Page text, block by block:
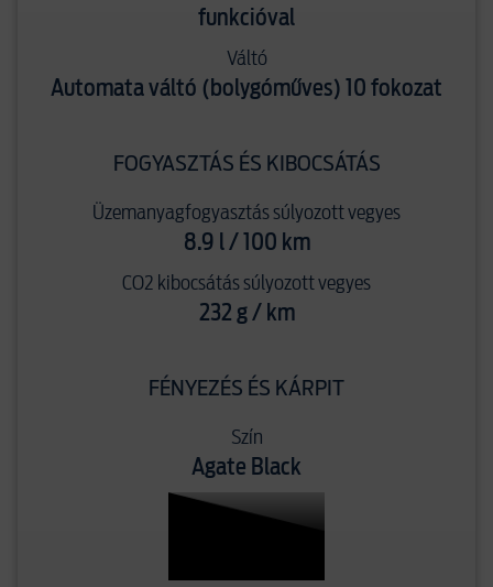
funkcióval
Váltó
Automata váltó (bolygóműves) 10 fokozat
FOGYASZTÁS ÉS KIBOCSÁTÁS
Üzemanyagfogyasztás súlyozott vegyes
8.9 l / 100 km
CO2 kibocsátás súlyozott vegyes
232 g / km
FÉNYEZÉS ÉS KÁRPIT
Szín
Agate Black